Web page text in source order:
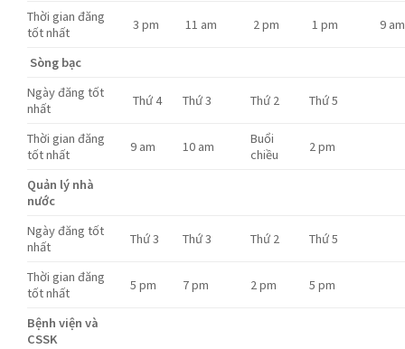
Thời gian đăng
tốt nhất
3 pm 11 am 2 pm 1 pm 9 am
Sòng bạc
Ngày đăng tốt
nhất
Thứ 4 Thứ 3 Thứ 2 Thứ 5
Thời gian đăng
tốt nhất
9 am 10 am
Buổi
chiều
2 pm
Quản lý nhà
nước
Ngày đăng tốt
nhất
Thứ 3 Thứ 3 Thứ 2 Thứ 5
Thời gian đăng
tốt nhất
5 pm 7 pm 2 pm 5 pm
Bệnh viện và
CSSK